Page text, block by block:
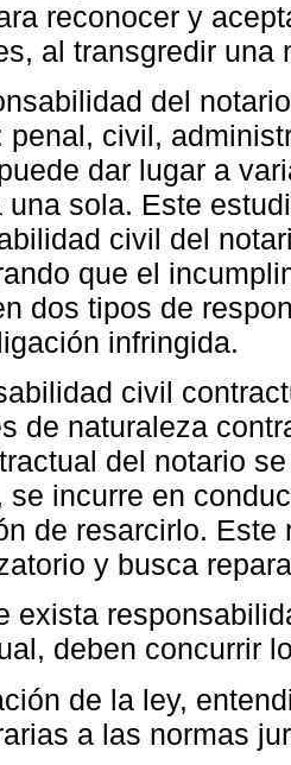
reconocer y
al transgredir una
del
penal, civil,
dar lugar a
una sola. Este
civil del
que el
dos tipos de
infringida.
civil
de naturaleza
del notario
se incurre en
de resarcirlo.
y busca
exista
deben concurrir
de la ley,
a las normas